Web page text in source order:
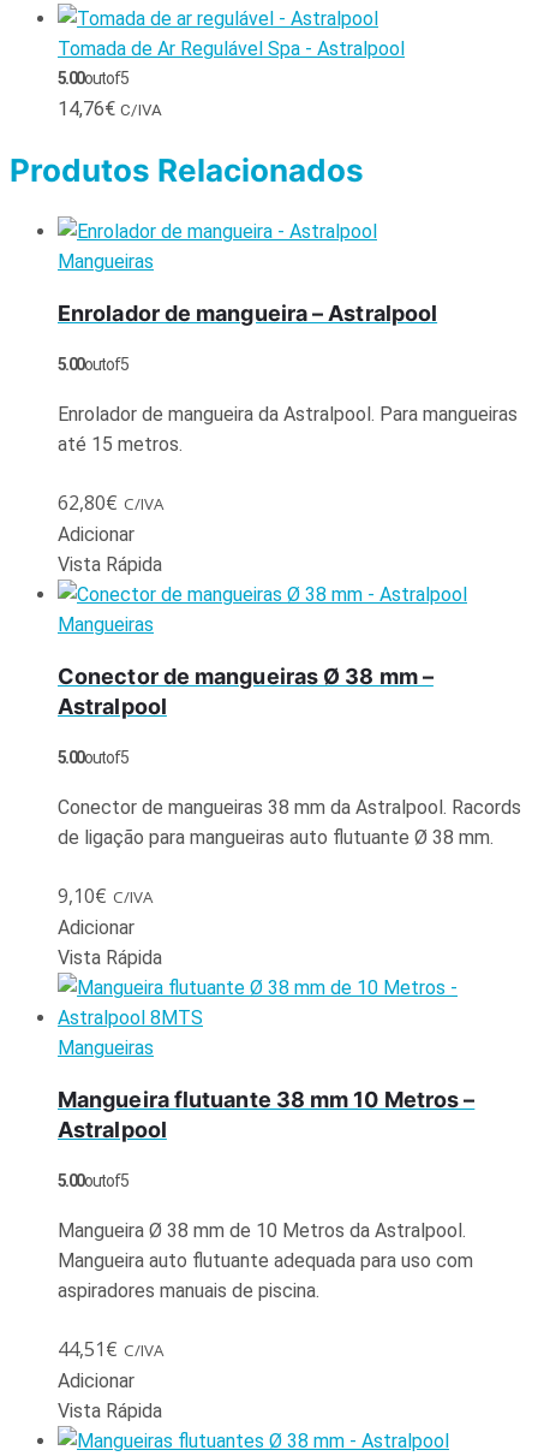
Tomada de Ar Regulável Spa - Astralpool
5.00out of 5
14,76€ C/IVA
Produtos Relacionados
Mangueiras
Enrolador de mangueira – Astralpool
5.00out of 5
Enrolador de mangueira da Astralpool. Para mangueiras
até 15 metros.
62,80€ C/IVA
Adicionar
Vista Rápida
Mangueiras
Conector de mangueiras Ø 38 mm –
Astralpool
5.00out of 5
Conector de mangueiras 38 mm da Astralpool. Racords
de ligação para mangueiras auto flutuante Ø 38 mm.
9,10€ C/IVA
Adicionar
Vista Rápida
Mangueiras
Mangueira flutuante 38 mm 10 Metros –
Astralpool
5.00out of 5
Mangueira Ø 38 mm de 10 Metros da Astralpool.
Mangueira auto flutuante adequada para uso com
aspiradores manuais de piscina.
44,51€ C/IVA
Adicionar
Vista Rápida